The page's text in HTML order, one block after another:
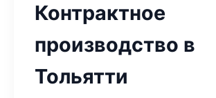
Контрактное
производство в
Тольятти